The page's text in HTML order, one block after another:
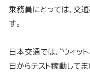
乗務員にとっては、交
す。
日本交通では、“ウィッ
日からテスト稼動してま